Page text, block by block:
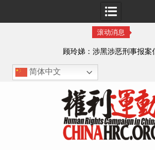
滚动消息
顾玲娣：涉黑涉恶刑事报案
简体中文